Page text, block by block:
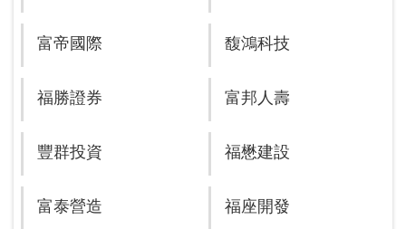
富帝國際 馥鴻科技
福勝證券 富邦人壽
豐群投資 福懋建設
富泰營造 福座開發